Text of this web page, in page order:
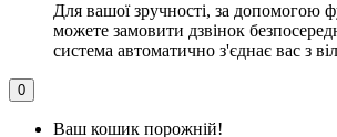
Для вашої зручності, за допомогою
можете замовити дзвінок
система автоматично з'єднає вас з
0
Ваш кошик порожній!